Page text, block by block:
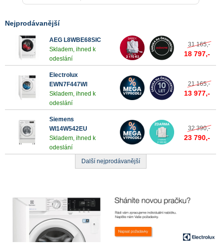
Nejprodávanější
AEG L8WBE68SIC
Skladem, ihned k
odeslání
31 165,-
18 797,-
Electrolux
EWN7F447WI
Skladem, ihned k
odeslání
21 165,-
13 977,-
Siemens
WI14W542EU
Skladem, ihned k
odeslání
32 390,-
23 790,-
Další nejprodávanější